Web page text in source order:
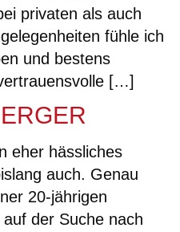
privaten als auch
fühle ich
und bestens
[…]
eher hässliches
auch. Genau
20-jährigen
der Suche nach